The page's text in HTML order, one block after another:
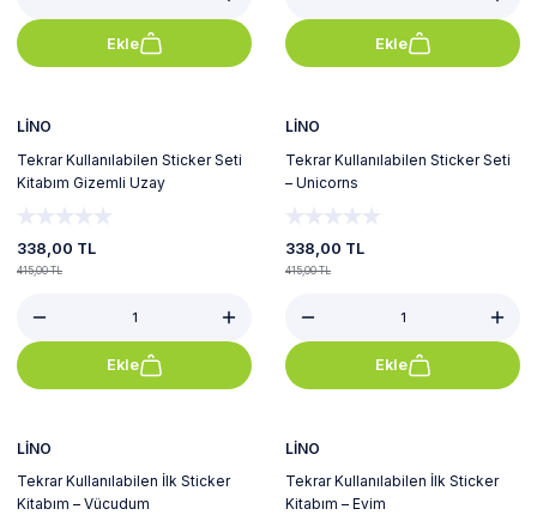
Ekle Ekle
LİNO
Tekrar Kullanılabilen Sticker Seti
Kitabım Gizemli Uzay
338,00 TL
415,00 TL
Ekle
LİNO
Tekrar Kullanılabilen Sticker Seti
– Unicorns
338,00 TL
415,00 TL
Ekle
LİNO
Tekrar Kullanılabilen İlk Sticker
Kitabım – Vücudum
LİNO
Tekrar Kullanılabilen İlk Sticker
Kitabım – Evim